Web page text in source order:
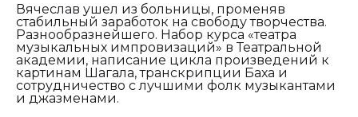
Вячеслав ушел из больницы, променяв
стабильный заработок на свободу творчества.
Разнообразнейшего. Набор курса «театра
музыкальных импровизаций» в Театральной
академии, написание цикла произведений к
картинам Шагала, транскрипции Баха и
сотрудничество с лучшими фолк музыкантами
и джазменами.